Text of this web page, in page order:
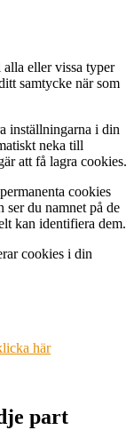
eller vissa typer
samtycke när som
inställningarna i din
neka till
att få lagra cookies.
cookies
ser du namnet på de
kan identifiera dem.
cookies i din
här
part